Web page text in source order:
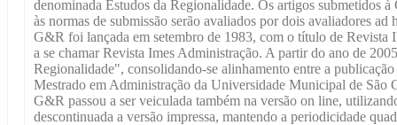
denominada Estudos da Regionalidade. Os artigos submetidos
às normas de submissão serão avaliados por dois avaliadores
G&R foi lançada em setembro de 1983, com o título de Revista
a se chamar Revista Imes Administração. A partir do ano de
Regionalidade", consolidando-se alinhamento entre a
Mestrado em Administração da Universidade Municipal de São
G&R passou a ser veiculada também na versão on line,
descontinuada a versão impressa, mantendo a periodicidade